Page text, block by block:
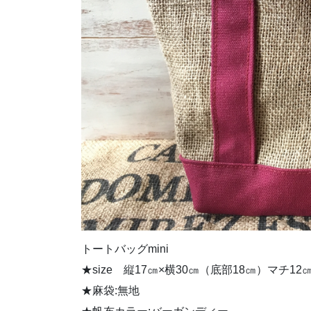
トートバッグmini
★size 縦17㎝×横30㎝（底部18㎝）マチ12
★麻袋:無地